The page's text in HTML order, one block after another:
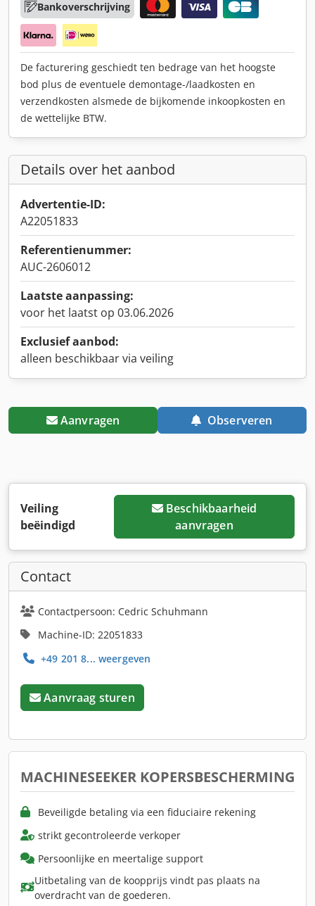
Bankoverschrijving
De facturering geschiedt ten bedrage van het hoogste
bod plus de eventuele demontage-/laadkosten en
verzendkosten alsmede de bijkomende inkoopkosten en
de wettelijke BTW.
Details over het aanbod
Advertentie-ID:
A22051833
Referentienummer:
AUC-2606012
Laatste aanpassing:
voor het laatst op 03.06.2026
Exclusief aanbod:
alleen beschikbaar via veiling
Aanvragen Observeren
Veiling
beëindigd
Beschikbaarheid
aanvragen
Contact
Contactpersoon: Cedric Schuhmann
Machine-ID: 22051833
+49 201 8... weergeven
Aanvraag sturen
MACHINESEEKER KOPERSBESCHERMING
Beveiligde betaling via een fiduciaire rekening
strikt gecontroleerde verkoper
Persoonlijke en meertalige support
Uitbetaling van de koopprijs vindt pas plaats na
overdracht van de goederen.